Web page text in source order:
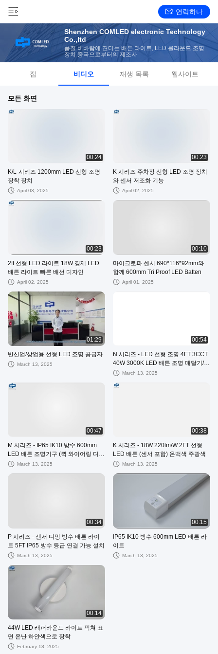
연락하다
Shenzhen COMLED electronic Technology
Co.,ltd
품질 비바람에 견디는 배튼 라이트, LED 롤라운드 조명
장치 중국으로부터의 제조사
집 비디오 재생 목록 웹사이트
모든 화면
00:24
K/L-시리즈 1200mm LED 선형 조명
장착 장치
April 03, 2025
00:23
K 시리즈 주차장 선형 LED 조명 장치
와 센서 저조화 기능
April 02, 2025
00:23
2ft 선형 LED 라이트 18W 경제 LED
배튼 라이트 빠른 배선 디자인
April 02, 2025
00:10
마이크로파 센서 690*116*92mm와
함께 600mm Tri Proof LED Batten
April 01, 2025
01:29
반산업/상업용 선형 LED 조명 공급자
March 13, 2025
00:54
N 시리즈 - LED 선형 조명 4FT 3CCT
40W 3000K LED 배튼 조명 매달기/표
면 설치March 13, 2025
00:47
M 시리즈 - IP65 IK10 방수 600mm
LED 배튼 조명기구 (퀵 와이어링 디자
인) March 13, 2025
00:38
K 시리즈 - 18W 220lm/W 2FT 선형
LED 배튼 (센서 포함) 온백색 주광색
March 13, 2025
00:34
P 시리즈 - 센서 디밍 방수 배튼 라이
트 5FT IP65 방수 등급 연결 가능 설치
March 13, 2025
00:15
IP65 IK10 방수 600mm LED 배튼 라
이트
March 13, 2025
00:14
44W LED 래퍼라운드 라이트 픽쳐 표
면 온난 하얀색으로 장착
February 18, 2025